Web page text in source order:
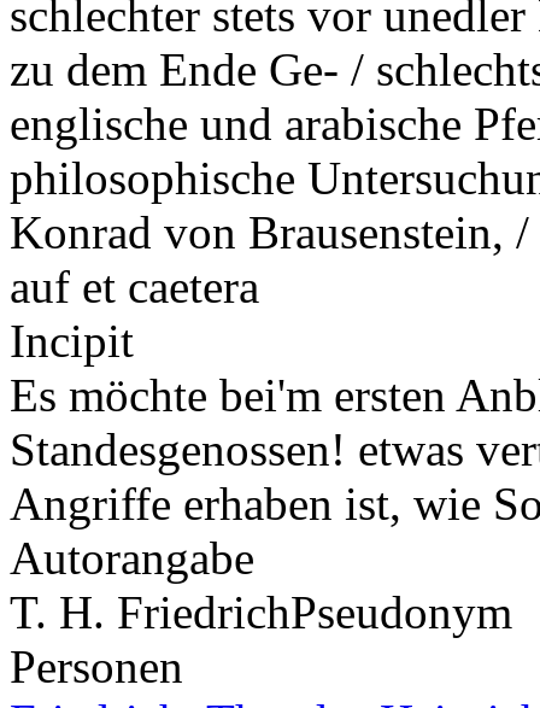
schlechter stets vor
zu dem Ende Ge- /
englische und arabische
philosophische
Konrad von Brausenstein,
auf et caetera
Incipit
Es möchte bei'm ersten
Standesgenossen! etwas
Angriffe erhaben ist, wie
Autorangabe
T. H. FriedrichPseudonym
Personen